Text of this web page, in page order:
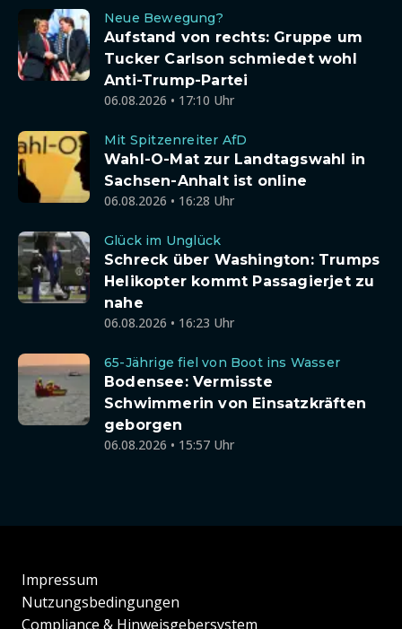
Neue Bewegung?
Aufstand von rechts: Gruppe um
Tucker Carlson schmiedet wohl
Anti-Trump-Partei
06.08.2026 • 17:10 Uhr
Mit Spitzenreiter AfD
Wahl-O-Mat zur Landtagswahl in
Sachsen-Anhalt ist online
06.08.2026 • 16:28 Uhr
Glück im Unglück
Schreck über Washington: Trumps
Helikopter kommt Passagierjet zu
nahe
06.08.2026 • 16:23 Uhr
65-Jährige fiel von Boot ins Wasser
Bodensee: Vermisste
Schwimmerin von Einsatzkräften
geborgen
06.08.2026 • 15:57 Uhr
Impressum
Nutzungsbedingungen
Compliance & Hinweisgebersystem